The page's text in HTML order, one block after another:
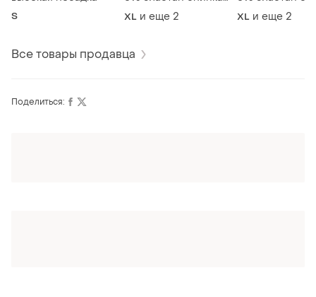
S
прозрачная
стрейчевая сетка
невероятно
XL и еще 2
прозрачная
стрейчевая
XL и еще 2
Все товары продавца
Поделиться: